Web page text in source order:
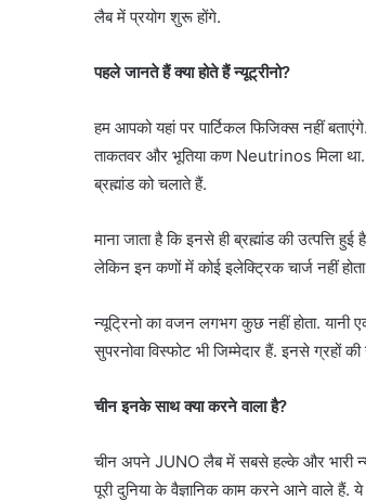
लैब में प्रयोग शुरू होंगे.
पहले जानते हैं क्या होते हैं न्यूट्रीनो?
हम आपको यहां पर पार्टिकल फिजिक्स नहीं
ताकतवर और भूतिया कण Neutrinos मिला था.
ब्रह्मांड को चलाते हैं.
माना जाता है कि इनसे ही ब्रह्मांड की उत्पत्ति
लेकिन इन कणों में कोई इलेक्ट्रिक चार्ज नहीं
न्यूट्रिनो का वजन लगभग कुछ नहीं होता.
सुपरनोवा विस्फोट भी जिम्मेदार हैं. इनसे ग्रहों
चीन इनके साथ क्या करने वाला है?
चीन अपने JUNO लैब में सबसे हल्के और भारी
पूरी दुनिया के वैज्ञानिक काम करने आने वाले हैं.